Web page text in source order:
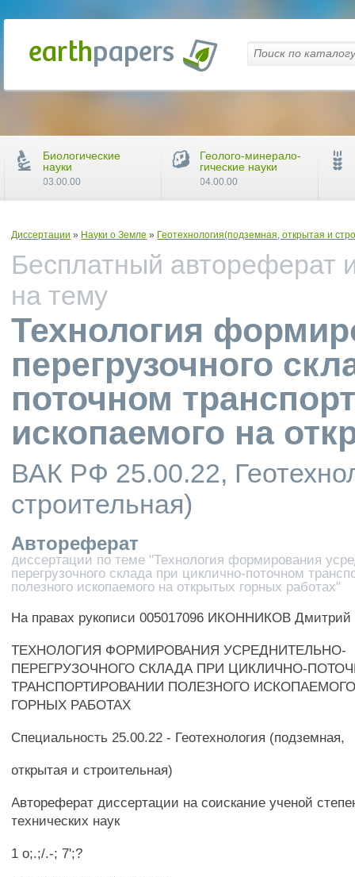
Диссертации » Науки о Земле » Геотехнология(подземная, открытая и
Бесплатный автореферат
на тему
Технология
перегрузочного
поточном
ископаемого на
ВАК РФ 25.00.22,
строительная)
Автореферат
диссертации по теме "Технология формирования
перегрузочного склада при циклично-поточном
полезного ископаемого на открытых горных работах"
На правах рукописи 005017096 ИКОННИКОВ Дмитрий
ТЕХНОЛОГИЯ ФОРМИРОВАНИЯ УСРЕДНИТЕЛЬНО-
ПЕРЕГРУЗОЧНОГО СКЛАДА ПРИ ЦИКЛИЧНО-
ТРАНСПОРТИРОВАНИИ ПОЛЕЗНОГО
ГОРНЫХ РАБОТАХ
Специальность 25.00.22 - Геотехнология (подземная,
открытая и строительная)
Автореферат диссертации на соискание ученой
технических наук
1 о;.;/.-; 7';?
Биологические
науки
03.00.00
Геолого-минерало-
гические науки
04.00.00